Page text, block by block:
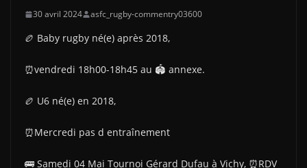
30 avril 2024 asfc_rugby-commentry03600
🏉 Baby rugby né(e) après 2018,
⏰vendredi 18h00-18h45 au 🏟 annexe.
🏉 U6 né(e) en 2018,
⏰Mercredi pas d entraînement
🚌 Samedi 04 Mai Tournoi Gérard Dufau à Vichy, ⏰RDV